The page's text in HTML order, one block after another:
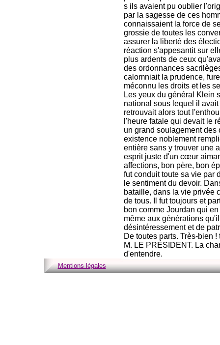
s ils avaient pu oublier
par la sagesse de ces
connaissaient la force de
grossie de toutes les
assurer la liberté des
réaction s'appesantit sur
plus ardents de ceux
des ordonnances
calomniait la prudence,
méconnu les droits et les
Les yeux du général Klein
national sous lequel il
retrouvait alors tout
l'heure fatale qui devait le
un grand soulagement
existence noblement
entière sans y trouver une
esprit juste d'un cœur
affections, bon père, bon
fut conduit toute sa vie par
le sentiment du devoir.
bataille, dans la vie privée
de tous. Il fut toujours et
bon comme Jourdan qui
même aux générations
désintéressement et de
De toutes parts. Très-bien
M. LE PRÉSIDENT. La
d'entendre.
Mentions légales